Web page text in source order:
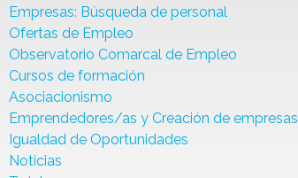
Empresas: Búsqueda de personal
Ofertas de Empleo
Observatorio Comarcal de Empleo
Cursos de formación
Asociacionismo
Emprendedores/as y Creación de empresas
Igualdad de Oportunidades
Noticias